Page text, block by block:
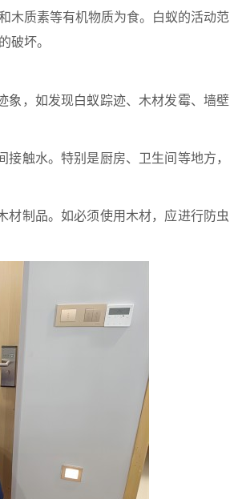
木质素等有机物质为食。白蚁的活动范
破坏。
象，如发现白蚁踪迹、木材发霉、墙壁
触水。特别是厨房、卫生间等地方，
材制品。如必须使用木材，应进行防虫